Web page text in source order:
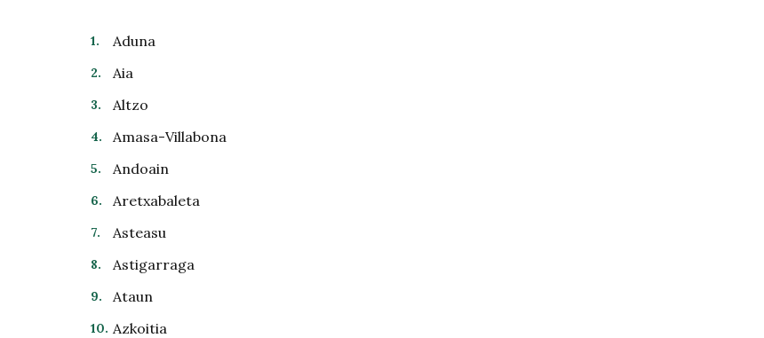
Aduna
Aia
Altzo
Amasa-Villabona
Andoain
Aretxabaleta
Asteasu
Astigarraga
Ataun
Azkoitia